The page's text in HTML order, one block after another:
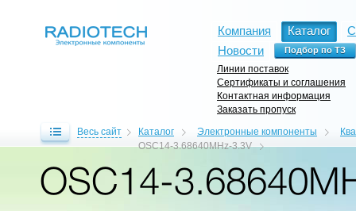
Компания Каталог
Новости
Линии поставок
Сертификаты и соглашения
Контактная информация
Заказать пропуск
Весь сайт Каталог Электронные компоненты
OSC14-3.68640MHz-3.3V
OSC14-